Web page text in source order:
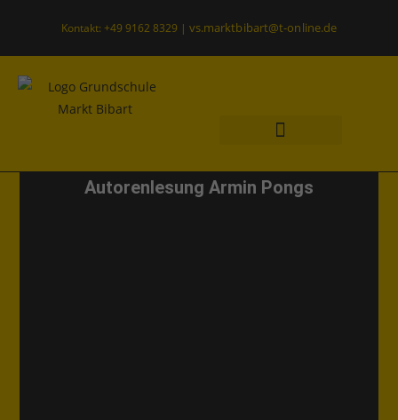
Kontakt: +49 9162 8329 | vs.marktbibart@t-online.de
Autorenlesung Armin Pongs